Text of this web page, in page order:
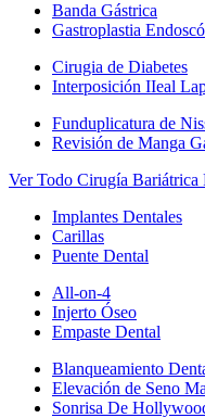
Banda Gástrica
Gastroplastia
Cirugia de Diabetes
Interposición IIeal
Funduplicatura de
Revisión de Manga
Ver Todo Cirugía Bariátrica
Implantes Dentales
Carillas
Puente Dental
All-on-4
Injerto Óseo
Empaste Dental
Blanqueamiento
Elevación de Seno
Sonrisa De